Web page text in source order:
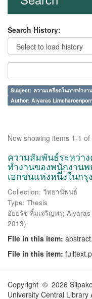
Search History:
Subject: ความเครียดในการทำงา
Author: Aiyaras
Now showing items 1-1 of
ความสัมพันธ์ระหว่า
ทำงานของพนักงาน
เอกชนแห่งหนึ่งในกรุ
Collection: วิทยานิพนธ์
Type: Thesis
อัยยรัช ลิ้มเจริญพร;
2013)
File in this item:
File in this item:
Copyright © 2026
University Central Library